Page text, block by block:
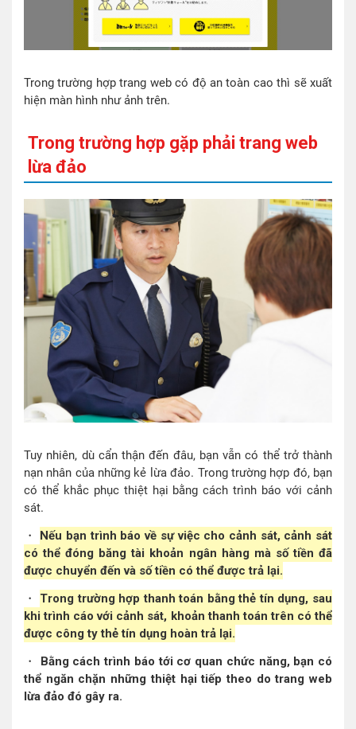
Trong trường hợp trang web có độ an toàn cao thì sẽ xuất
hiện màn hình như ảnh trên.
Trong trường hợp gặp phải trang web
lừa đảo
Tuy nhiên, dù cẩn thận đến đâu, bạn vẫn có thể trở thành
nạn nhân của những kẻ lừa đảo. Trong trường hợp đó, bạn
có thể khắc phục thiệt hại bằng cách trình báo với cảnh
sát.
・ Nếu bạn trình báo về sự việc cho cảnh sát, cảnh sát
có thể đóng băng tài khoản ngân hàng mà số tiền đã
được chuyển đến và số tiền có thể được trả lại.
・ Trong trường hợp thanh toán bằng thẻ tín dụng, sau
khi trình cáo với cảnh sát, khoản thanh toán trên có thể
được công ty thẻ tín dụng hoàn trả lại.
・ Bằng cách trình báo tới cơ quan chức năng, bạn có
thể ngăn chặn những thiệt hại tiếp theo do trang web
lừa đảo đó gây ra.